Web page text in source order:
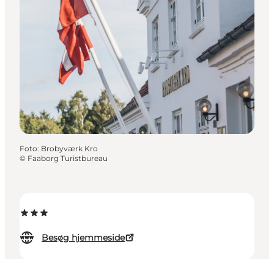
Besøg hjemmeside
Foto: Brobyværk Kro
© Faaborg Turistbureau